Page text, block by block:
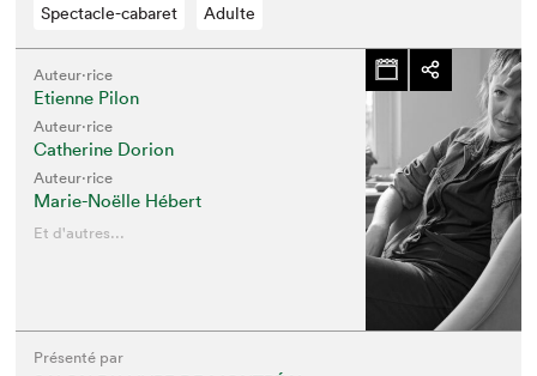
Spectacle-cabaret Adulte
Auteur·rice
Etienne Pilon
Auteur·rice
Catherine Dorion
Auteur·rice
Marie-Noëlle Hébert
Et d'autres...
Présenté par